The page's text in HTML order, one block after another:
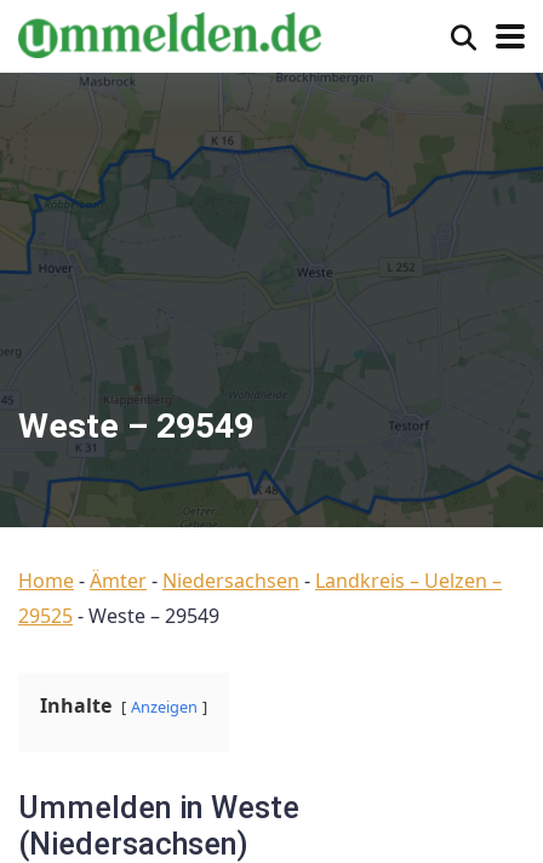
Weste – 29549
Home-Ämter- Niedersachsen - Landkreis – Uelzen –
29525-Weste – 29549
Inhalte Anzeigen
Ummelden in Weste
(Niedersachsen)